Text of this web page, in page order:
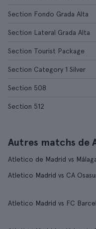
Section Fondo Grada Alta
Section Lateral Grada Alta
Section Tourist Package
Section Category 1 Silver
Section 508
Section 512
Autres matchs de
Atletico de Madrid vs
Atletico Madrid vs CA
Atletico Madrid vs FC